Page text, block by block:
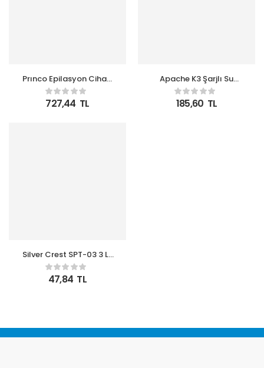
Prınco Epilasyon Cihazı
PR-810
727,44 TL
Apache K3 Şarjlı Su
Pompası (Usb Şarj
Grişi-Şarj Lambası-
Paslanmaz Çelik)
185,60 TL
Silver Crest SPT-03 3 Lu
Renkli 26CM Uzun
Silikon Bambu Spatula
Seti
47,84 TL